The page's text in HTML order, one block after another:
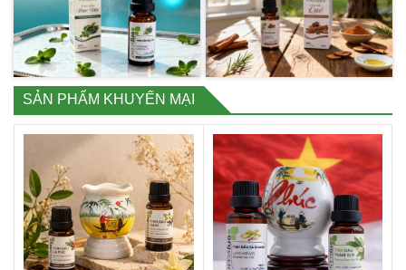
SẢN PHẨM KHUYẾN MẠI